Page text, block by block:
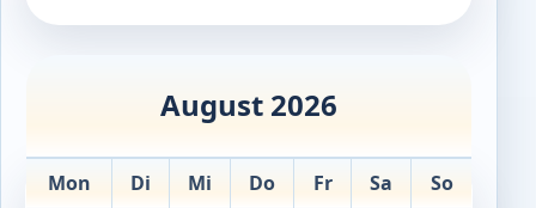
August 2026
Mon Di Mi Do Fr Sa
So